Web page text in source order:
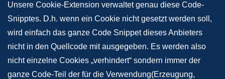
Unsere Cookie-Extension verwaltet genau diese Code-
Snipptes. D.h. wenn ein Cookie nicht gesetzt werden soll,
wird einfach das ganze Code Snippet dieses Anbieters
nicht in den Quellcode mit ausgegeben. Es werden also
nicht einzelne Cookies „verhindert“ sondern immer der
ganze Code-Teil der für die Verwendung(Erzeugung,